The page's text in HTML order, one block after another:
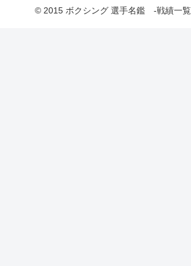
© 2015 ボクシング 選手名鑑 -戦績一